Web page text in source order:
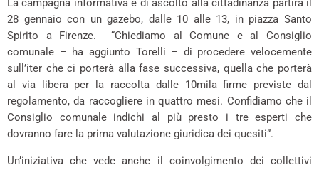
La campagna informativa e di ascolto alla cittadinanza partirà il
28 gennaio con un gazebo, dalle 10 alle 13, in piazza Santo
Spirito a Firenze. “Chiediamo al Comune e al Consiglio
comunale – ha aggiunto Torelli – di procedere velocemente
sull’iter che ci porterà alla fase successiva, quella che porterà
al via libera per la raccolta dalle 10mila firme previste dal
regolamento, da raccogliere in quattro mesi. Confidiamo che il
Consiglio comunale indichi al più presto i tre esperti che
dovranno fare la prima valutazione giuridica dei quesiti”.
Un’iniziativa che vede anche il coinvolgimento dei collettivi